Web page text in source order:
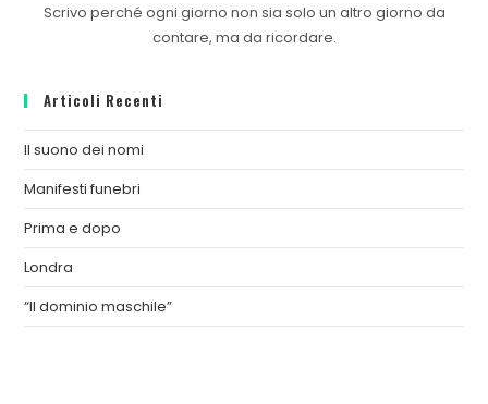
Scrivo perché ogni giorno non sia solo un altro giorno da
contare, ma da ricordare.
Articoli Recenti
Il suono dei nomi
Manifesti funebri
Prima e dopo
Londra
“Il dominio maschile”